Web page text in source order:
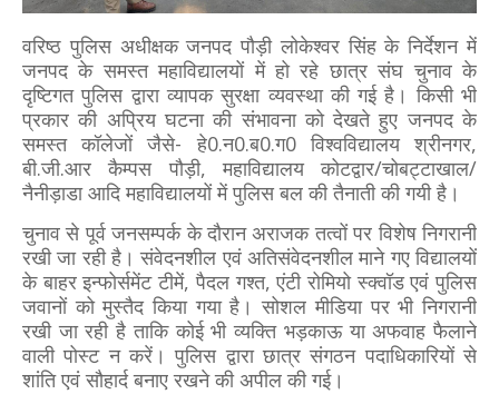
वरिष्ठ पुलिस अधीक्षक जनपद पौड़ी लोकेश्वर सिंह के निर्देशन में
जनपद के समस्त महाविद्यालयों में हो रहे छात्र संघ चुनाव के
दृष्टिगत पुलिस द्वारा व्यापक सुरक्षा व्यवस्था की गई है। किसी भी
प्रकार की अप्रिय घटना की संभावना को देखते हुए जनपद के
समस्त कॉलेजों जैसे- हे0.न0.ब0.ग0 विश्वविद्यालय श्रीनगर,
बी.जी.आर कैम्पस पौड़ी, महाविद्यालय कोटद्वार/चोबट्टाखाल/
नैनीड़ाडा आदि महाविद्यालयों में पुलिस बल की तैनाती की गयी है।
चुनाव से पूर्व जनसम्पर्क के दौरान अराजक तत्वों पर विशेष निगरानी
रखी जा रही है। संवेदनशील एवं अतिसंवेदनशील माने गए विद्यालयों
के बाहर इन्फोर्समेंट टीमें, पैदल गश्त, एंटी रोमियो स्क्वॉड एवं पुलिस
जवानों को मुस्तैद किया गया है। सोशल मीडिया पर भी निगरानी
रखी जा रही है ताकि कोई भी व्यक्ति भड़काऊ या अफवाह फैलाने
वाली पोस्ट न करें। पुलिस द्वारा छात्र संगठन पदाधिकारियों से
शांति एवं सौहार्द बनाए रखने की अपील की गई।